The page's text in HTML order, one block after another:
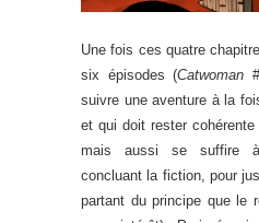
Une fois ces quatre
six épisodes (Catwoman
suivre une aventure à la
et qui doit rester
mais aussi se suffire
concluant la fiction, pour
partant du principe que le